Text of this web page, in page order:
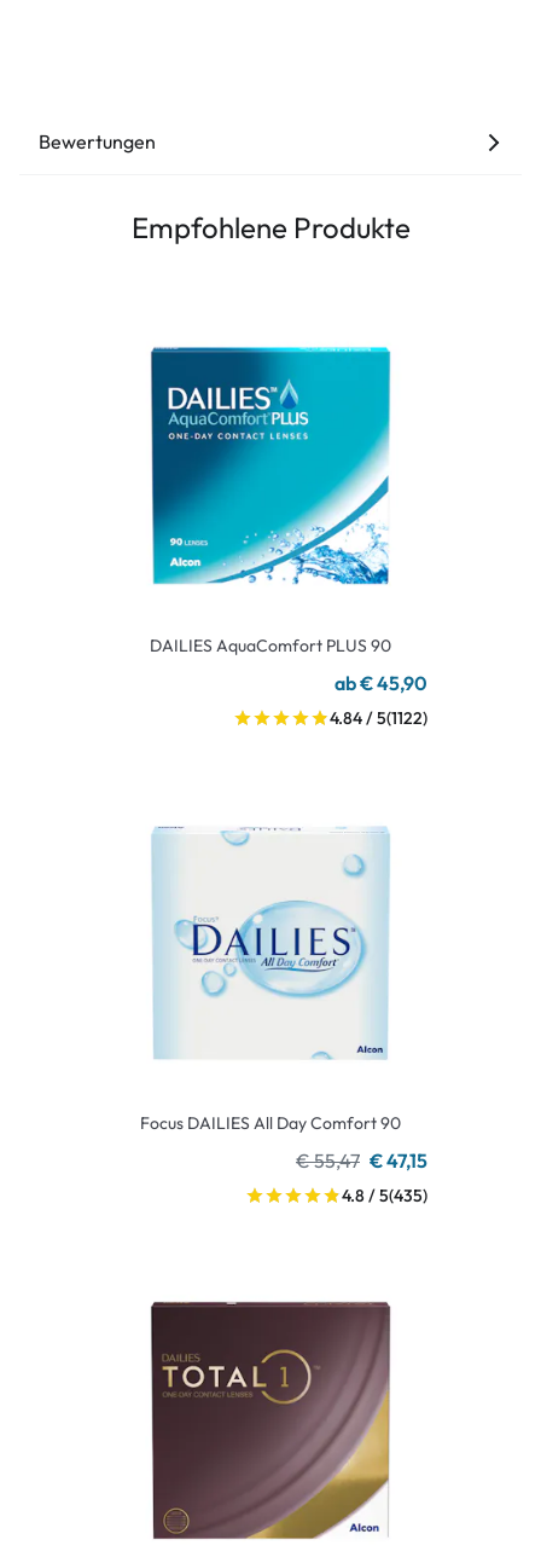
Bewertungen
Empfohlene Produkte
DAILIES AquaComfort PLUS 90
ab € 45,90
4.84 / 5(1122)
Focus DAILIES All Day Comfort 90
€ 55,47 € 47,15
4.8 / 5(435)